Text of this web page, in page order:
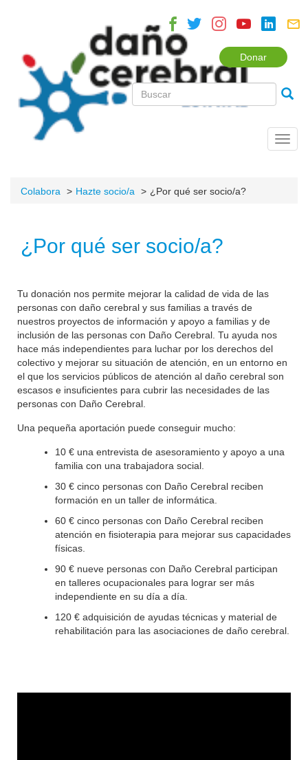
Donar
Colabora Hazte socio/a ¿Por qué ser socio/a?
¿Por qué ser socio/a?
Tu donación nos permite mejorar la calidad de vida de las
personas con daño cerebral y sus familias a través de
nuestros proyectos de información y apoyo a familias y de
inclusión de las personas con Daño Cerebral. Tu ayuda nos
hace más independientes para luchar por los derechos del
colectivo y mejorar su situación de atención, en un entorno en
el que los servicios públicos de atención al daño cerebral son
escasos e insuficientes para cubrir las necesidades de las
personas con Daño Cerebral.
Una pequeña aportación puede conseguir mucho:
10 € una entrevista de asesoramiento y apoyo a una
familia con una trabajadora social.
30 € cinco personas con Daño Cerebral reciben
formación en un taller de informática.
60 € cinco personas con Daño Cerebral reciben
atención en fisioterapia para mejorar sus capacidades
físicas.
90 € nueve personas con Daño Cerebral participan
en talleres ocupacionales para lograr ser más
independiente en su día a día.
120 € adquisición de ayudas técnicas y material de
rehabilitación para las asociaciones de daño cerebral.